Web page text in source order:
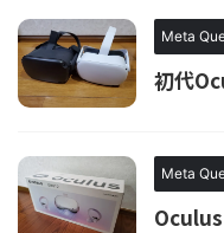
Meta
初代
Meta